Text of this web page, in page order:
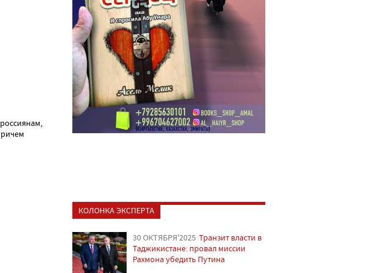
КОЛОНКА ЭКСПЕРТА
30 ОКТЯБРЯ'2025 Транзит власти в
Таджикистане: провал миссии
Рахмона убедить Путина